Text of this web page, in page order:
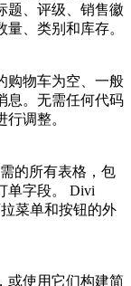
题、评级、销售徽
、类别和库存。
购物车为空、一般
息。无需任何代码
调整。
的所有表格，包
单字段。 Divi
菜单和按钮的外
或使用它们构建简